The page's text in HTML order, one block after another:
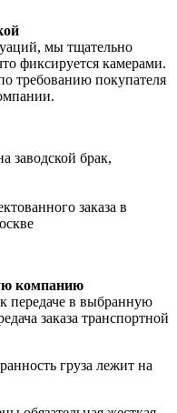
мы тщательно
фиксируется камерами.
требованию покупателя
заводской брак,
заказа в
компанию
передаче в выбранную
заказа транспортной
груза лежит на